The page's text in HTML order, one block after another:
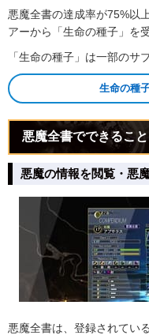
悪魔全書の達成率が75%以
アーから「生命の種子」を
「生命の種子」は一部のサ
生命の種
悪魔全書でできること
悪魔の情報を閲覧・悪
悪魔全書は、登録されてい